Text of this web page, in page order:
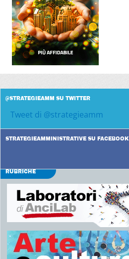
@STRATEGIEAMM SU TWITTER
Tweet di @strategieamm
STRATEGIEAMMINISTRATIVE SU FACEBOOK
RUBRICHE